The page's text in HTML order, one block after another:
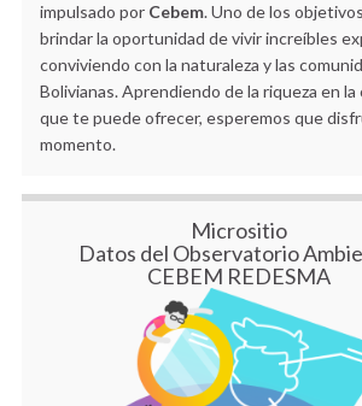
impulsado por Cebem. Uno de los
brindar la oportunidad de vivir increíbles
conviviendo con la naturaleza y las
Bolivianas. Aprendiendo de la riqueza en la
que te puede ofrecer, esperemos que
momento.
Micrositio
Datos del Observatorio
CEBEM REDESMA